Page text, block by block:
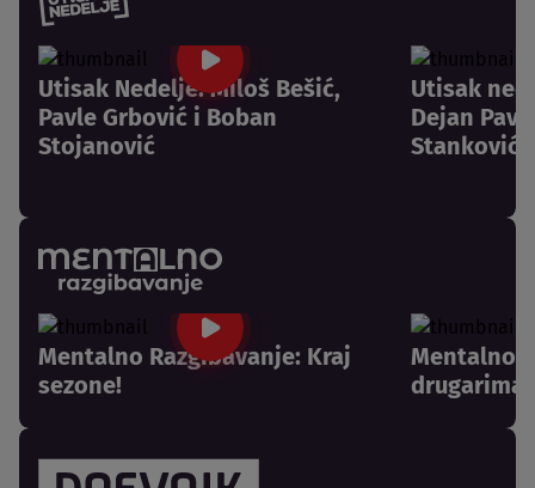
Utisak Nedelje: Miloš Bešić,
Pavle Grbović i Boban
Stojanović
Utisak
Dejan
Stanković
Mentalno Razgibavanje: Kraj
sezone!
Mentalno
drugarima